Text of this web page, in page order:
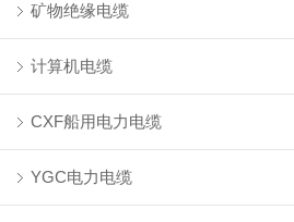
矿物绝缘电缆
计算机电缆
CXF船用电力电缆
YGC电力电缆